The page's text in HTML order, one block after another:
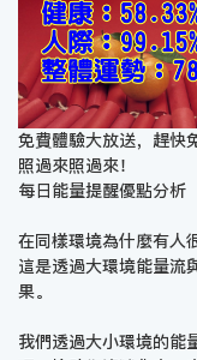
免費體驗大放送，趕快
照過來照過來！
每日能量提醒優點分析
在同樣環境為什麼有人
這是透過大環境能量流
果。
我們透過大小環境的能